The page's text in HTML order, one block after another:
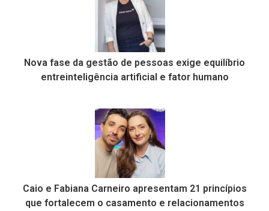
Nova fase da gestão de pessoas exige equilíbrio
entreinteligência artificial e fator humano
Caio e Fabiana Carneiro apresentam 21 princípios
que fortalecem o casamento e relacionamentos